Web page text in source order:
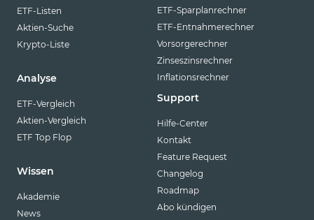
ETF-Listen
Aktien-Suche
Krypto-Liste
Analyse
ETF-Vergleich
Aktien-Vergleich
ETF Top Flop
Wissen
Akademie
News
ETF-Sparplanrechner
ETF-Entnahmerechner
Vorsorgerechner
Zinseszinsrechner
Inflationsrechner
Support
Hilfe-Center
Kontakt
Feature Request
Changelog
Roadmap
Abo kündigen